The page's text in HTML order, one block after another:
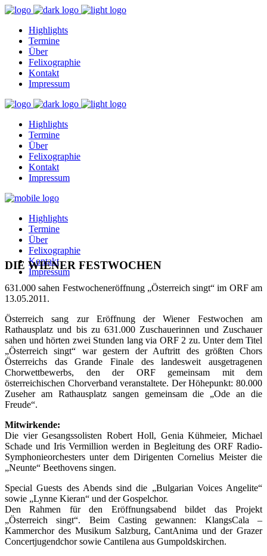
Highlights
Termine
Über
Felixographie
Kontakt
Impressum
Highlights
Termine
Über
Felixographie
Kontakt
Impressum
Highlights
Termine
Über
Felixographie
Kontakt
Impressum
DIE WIENER FESTWOCHEN
631.000 sahen Festwocheneröffnung „Österreich singt“ im ORF am
13.05.2011.
Österreich sang zur Eröffnung der Wiener Festwochen am
Rathausplatz und bis zu 631.000 Zuschauerinnen und Zuschauer
sahen und hörten zwei Stunden lang via ORF 2 zu. Unter dem Titel
„Österreich singt“ war gestern der Auftritt des größten Chors
Österreichs das Grande Finale des landesweit ausgetragenen
Chorwettbewerbs, den der ORF gemeinsam mit dem
österreichischen Chorverband veranstaltete. Der Höhepunkt: 80.000
Zuseher am Rathausplatz sangen gemeinsam die „Ode an die
Freude“.
Mitwirkende:
Die vier Gesangssolisten Robert Holl, Genia Kühmeier, Michael
Schade und Iris Vermillion werden in Begleitung des ORF Radio-
Symphonieorchesters unter dem Dirigenten Cornelius Meister die
„Neunte“ Beethovens singen.
Special Guests des Abends sind die „Bulgarian Voices Angelite“
sowie „Lynne Kieran“ und der Gospelchor.
Den Rahmen für den Eröffnungsabend bildet das Projekt
„Österreich singt“. Beim Casting gewannen: KlangsCala –
Kammerchor des Musikum Salzburg, CantAnima und der Grazer
Concertjugendchor sowie Cantilena aus Gumpoldskirchen.